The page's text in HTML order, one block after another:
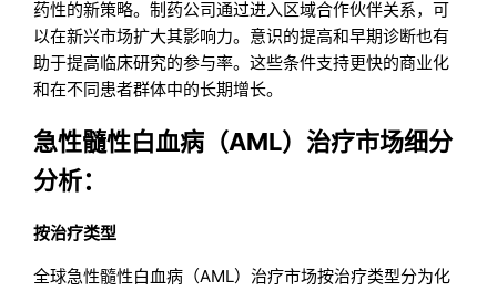
药性的新策略。制药公司通过进入区域合作伙伴关系，可
以在新兴市场扩大其影响力。意识的提高和早期诊断也有
助于提高临床研究的参与率。这些条件支持更快的商业化
和在不同患者群体中的长期增长。
急性髓性白血病（AML）治疗市场细分
分析：
按治疗类型
全球急性髓性白血病（AML）治疗市场按治疗类型分为化